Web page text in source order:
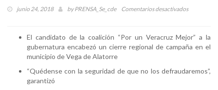
junio 24, 2018 byPRENSA_Se_cde Comentarios desactivadosen
ganar
el
El candidato de la coalición “Por un Veracruz Mejor” a la
gubernatura encabezó un cierre regional de campaña en el
municipio de Vega de Alatorre
“Quédense con la seguridad de que no los defraudaremos”,
garantizó